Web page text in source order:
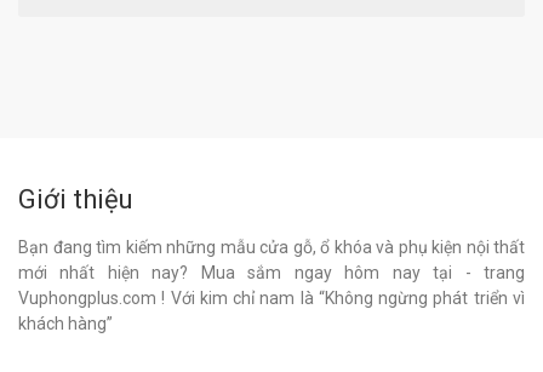
Giới thiệu
Bạn đang tìm kiếm những mẫu cửa gỗ, ổ khóa và phụ kiện nội thất
mới nhất hiện nay? Mua sắm ngay hôm nay tại - trang
Vuphongplus.com ! Với kim chỉ nam là “Không ngừng phát triển vì
khách hàng”